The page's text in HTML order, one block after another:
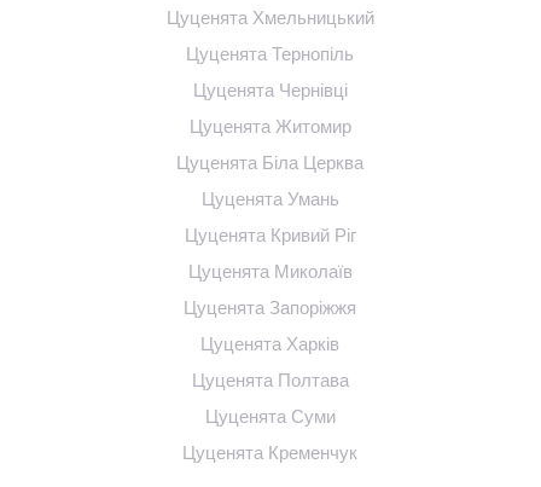
Цуценята Хмельницький
Цуценята Тернопіль
Цуценята Чернівці
Цуценята Житомир
Цуценята Біла Церква
Цуценята Умань
Цуценята Кривий Ріг
Цуценята Миколаїв
Цуценята Запоріжжя
Цуценята Харків
Цуценята Полтава
Цуценята Суми
Цуценята Кременчук